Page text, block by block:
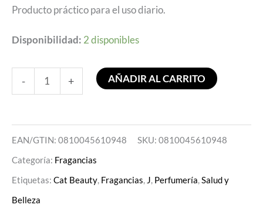
Producto práctico para el uso diario.
Disponibilidad: 2 disponibles
- + AÑADIR AL CARRITO
EAN/GTIN: 0810045610948 SKU: 0810045610948
Categoría: Fragancias
Etiquetas: Cat Beauty, Fragancias, J, Perfumería,Salud y
Belleza